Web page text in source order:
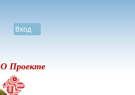
Вход
О Проекте